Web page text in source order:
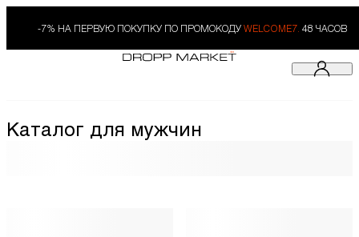
-7% НА ПЕРВУЮ ПОКУПКУ ПО ПРОМОКОДУ WELCOME7. 48 ЧАСОВ
Каталог для мужчин